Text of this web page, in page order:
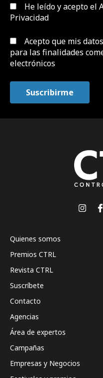
He leído y acepto el
Privacidad
Acepto que mis
para las finalidades
electrónicos
Quienes somos
Premios CTRL
Revista CTRL
Suscríbete
Contacto
Agencias
Área de expertos
Campañas
Empresas y Negocios